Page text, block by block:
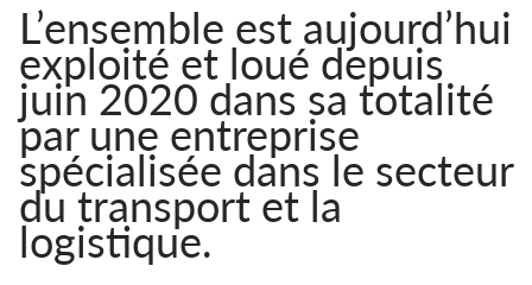
L’ensemble est aujourd’hui
exploité et loué depuis
juin 2020 dans sa totalité
par une entreprise
spécialisée dans le secteur
du transport et la
logistique.